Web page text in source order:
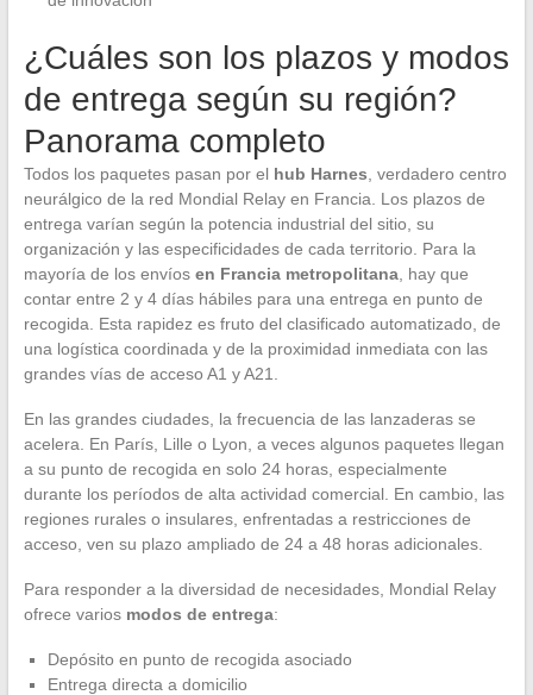
¿Cuáles son los plazos y modos
de entrega según su región?
Panorama completo
Todos los paquetes pasan por el hub Harnes , verdadero centro
neurálgico de la red Mondial Relay en Francia. Los plazos de
entrega varían según la potencia industrial del sitio, su
organización y las especificidades de cada territorio. Para la
mayoría de los envíos en Francia metropolitana, hay que
contar entre 2 y 4 días hábiles para una entrega en punto de
recogida. Esta rapidez es fruto del clasificado automatizado, de
una logística coordinada y de la proximidad inmediata con las
grandes vías de acceso A1 y A21.
En las grandes ciudades, la frecuencia de las lanzaderas se
acelera. En París, Lille o Lyon, a veces algunos paquetes llegan
a su punto de recogida en solo 24 horas, especialmente
durante los períodos de alta actividad comercial. En cambio, las
regiones rurales o insulares, enfrentadas a restricciones de
acceso, ven su plazo ampliado de 24 a 48 horas adicionales.
Para responder a la diversidad de necesidades, Mondial Relay
ofrece varios modos de entrega:
Depósito en punto de recogida asociado
Entrega directa a domicilio